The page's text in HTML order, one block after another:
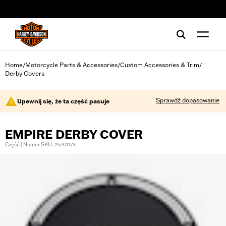
Home/Motorcycle Parts & Accessories/Custom Accessories & Trim/
Derby Covers
Upewnij się, że ta część pasuje Sprawdź dopasowanie
EMPIRE DERBY COVER
Część | Numer SKU: 25701173